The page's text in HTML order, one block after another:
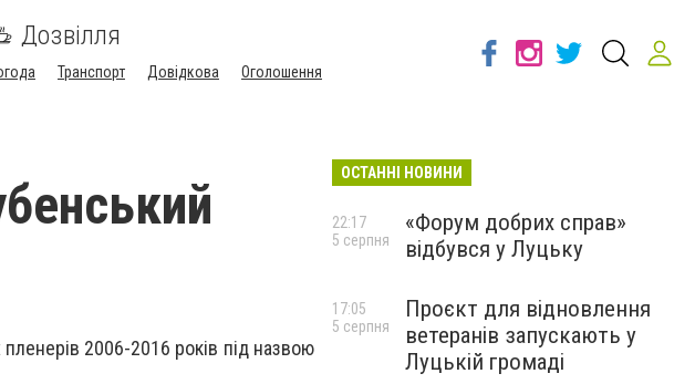
Дозвілля
Транспорт Довідкова Оголошення
2006-2016 років під назвою
ОСТАННІ НОВИНИ
«Форум добрих справ»
відбувся у Луцьку
22:17
5 серпня
Проєкт для відновлення
ветеранів запускають у
Луцькій громаді
17:05
5 серпня